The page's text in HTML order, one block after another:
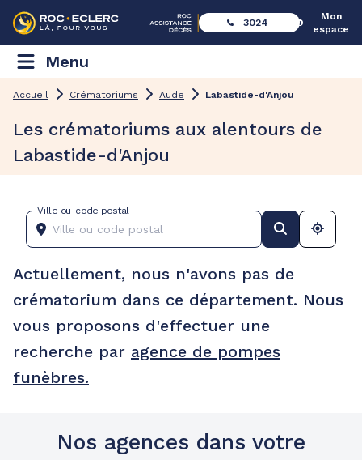
3024
Mon
espace
Menu
Accueil Crématoriums Aude Labastide-d'Anjou
Les crématoriums aux alentours de
Labastide-d'Anjou
Ville ou code postal
Actuellement, nous n'avons pas de
crématorium dans ce département. Nous
vous proposons d'effectuer une
recherche par agence de pompes
funèbres.
Nos agences dans votre